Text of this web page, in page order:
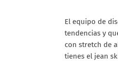
El equipo de
tendencias y
con stretch de
tienes el jean